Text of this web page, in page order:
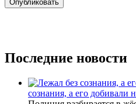
Последние новости
сознания, а его добивали